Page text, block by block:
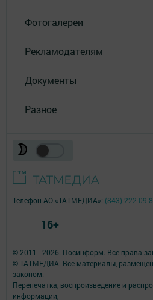
Фотогалереи
Рекламодателям
Документы
Разное
© 2011 - 2026. Посинформ. Все права
© ТАТМЕДИА. Все материалы,
законом.
Перепечатка, воспроизведение и
информации,
Телефон АО «ТАТМЕДИА»: (843) 222 09
16+